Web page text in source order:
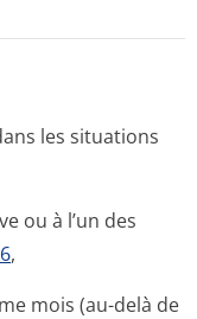
les situations
ou à l’un des
,
mois (au-delà de